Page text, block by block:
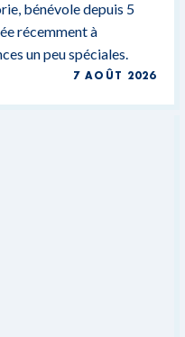
bénévole depuis 5
récemment à
un peu spéciales.
7 AOÛT 2026